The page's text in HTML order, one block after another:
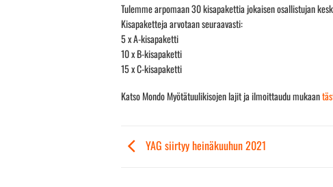
Tulemme arpomaan 30 kisapakettia jokaisen osallistujan
Kisapaketteja arvotaan seuraavasti:
5 x A-kisapaketti
10 x B-kisapaketti
15 x C-kisapaketti
Katso Mondo Myötätuulikisojen lajit ja ilmoittaudu mukaan
YAG siirtyy heinäkuuhun 2021